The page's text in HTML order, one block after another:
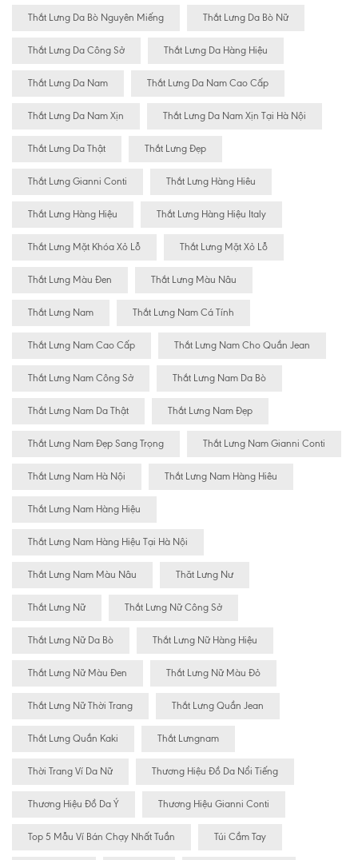
Thắt Lưng Da Bò Nguyên Miếng Thắt Lưng Da Bò Nữ
Thắt Lưng Da Công Sở Thắt Lưng Da Hàng Hiệu
Thắt Lưng Da Nam Thắt Lưng Da Nam Cao Cấp
Thắt Lưng Da Nam Xịn Thắt Lưng Da Nam Xịn Tại Hà Nội
Thắt Lưng Da Thật Thắt Lưng Đẹp
Thắt Lưng Gianni Conti Thắt Lưng Hàng Hiêu
Thắt Lưng Hàng Hiệu Thắt Lưng Hàng Hiệu Italy
Thắt Lưng Mặt Khóa Xỏ Lỗ Thắt Lưng Mặt Xỏ Lỗ
Thắt Lưng Màu Đen Thắt Lưng Màu Nâu
Thắt Lưng Nam Thắt Lưng Nam Cá Tính
Thắt Lưng Nam Cao Cấp Thắt Lưng Nam Cho Quần Jean
Thắt Lưng Nam Công Sở Thắt Lưng Nam Da Bò
Thắt Lưng Nam Da Thật Thắt Lưng Nam Đẹp
Thắt Lưng Nam Đẹp Sang Trọng Thắt Lưng Nam Gianni Conti
Thắt Lưng Nam Hà Nội Thắt Lưng Nam Hàng Hiêu
Thắt Lưng Nam Hàng Hiệu
Thắt Lưng Nam Hàng Hiệu Tại Hà Nội
Thắt Lưng Nam Màu Nâu Thăt Lưng Nư
Thắt Lưng Nữ Thắt Lưng Nữ Công Sở
Thắt Lưng Nữ Da Bò Thắt Lưng Nữ Hàng Hiệu
Thắt Lưng Nữ Màu Đen Thắt Lưng Nữ Màu Đỏ
Thắt Lưng Nữ Thời Trang Thắt Lưng Quần Jean
Thắt Lưng Quần Kaki Thắt Lưngnam
Thời Trang Ví Da Nữ Thương Hiệu Đồ Da Nổi Tiếng
Thương Hiệu Đồ Da Ý Thương Hiệu Gianni Conti
Top 5 Mẫu Ví Bán Chạy Nhất Tuần Túi Cầm Tay